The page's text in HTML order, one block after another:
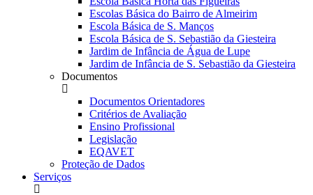
Escolas Básica do Bairro de Almeirim
Escola Básica de S. Manços
Escola Básica de S. Sebastião da Giesteira
Jardim de Infância de Água de Lupe
Jardim de Infância de S. Sebastião da Giesteira
Documentos
Documentos Orientadores
Critérios de Avaliação
Ensino Profissional
Legislação
EQAVET
Proteção de Dados
Serviços